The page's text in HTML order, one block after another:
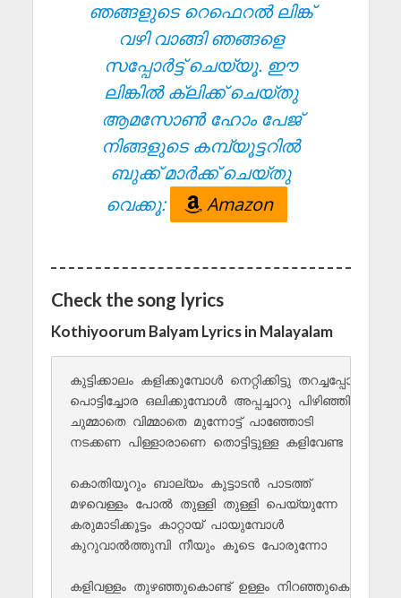
ഞങ്ങളുടെ റെഫെറൽ ലിങ്ക്
വഴി വാങ്ങി ഞങ്ങളെ
സപ്പോർട്ട് ചെയ്യൂ. ഈ
ലിങ്കിൽ ക്ലിക്ക് ചെയ്തു
ആമസോൺ ഹോം പേജ്
നിങ്ങളുടെ കമ്പ്യൂട്ടറിൽ
ബുക്ക് മാർക്ക് ചെയ്തു
വെക്കൂ:
Amazon
Check the song lyrics
Kothiyoorum Balyam Lyrics in Malayalam
കുട്ടിക്കാലം കളിക്കുമ്പോൾ നെറ്റിക്കിട്ടു തറച്ചപ്പോൾ
പൊട്ടിച്ചോര ഒലിക്കുമ്പോൾ അപ്പച്ചാറു പിഴിഞ്ഞിട്ടു
ചുമ്മാതെ വിമ്മാതെ മുന്നോട്ട്‌ പാഞ്ഞോടി
നടക്കണ പിള്ളാരാണെ തൊട്ടിട്ടുള്ള കളിവേണ്ട
കൊതിയൂറും ബാല്യം കുട്ടാടൻ പാടത്ത്‌
മഴവെള്ളം പോൽ തുള്ളി തുള്ളി പെയ്യുന്നേ
കരുമാടിക്കൂട്ടം കാറ്റായ് പായുമ്പോൾ
കുറുവാൽത്തുമ്പി നീയും കൂടെ പോരുന്നോ
കളിവള്ളം തുഴഞ്ഞുകൊണ്ട് ഉള്ളം നിറഞ്ഞുകൊണ്ട്